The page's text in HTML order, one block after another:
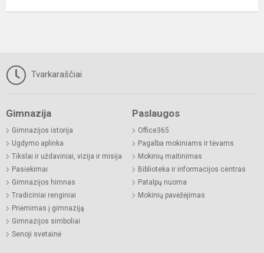
Tvarkaraščiai
Gimnazija
Gimnazijos istorija
Ugdymo aplinka
Tikslai ir uždaviniai, vizija ir misija
Pasiekimai
Gimnazijos himnas
Tradiciniai renginiai
Priėmimas į gimnaziją
Gimnazijos simboliai
Senoji svetainė
Paslaugos
Office365
Pagalba mokiniams ir tėvams
Mokinių maitinimas
Biblioteka ir informacijos centras
Patalpų nuoma
Mokinių pavėžėjimas